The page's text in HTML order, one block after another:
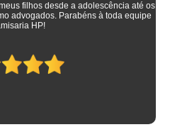
filhos desde a adolescência até os
advogados. Parabéns à toda equipe
HP!